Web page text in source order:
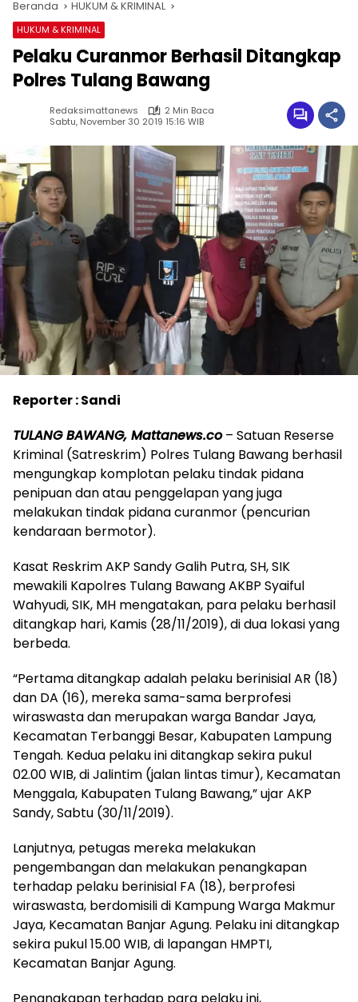
Beranda HUKUM & KRIMINAL
HUKUM & KRIMINAL
Pelaku Curanmor Berhasil Ditangkap
Polres Tulang Bawang
Redaksimattanews
2 Min Baca
Sabtu, November 30 2019 15:16 WIB
Reporter : Sandi
TULANG BAWANG, Mattanews.co– Satuan Reserse
Kriminal (Satreskrim) Polres Tulang Bawang berhasil
mengungkap komplotan pelaku tindak pidana
penipuan dan atau penggelapan yang juga
melakukan tindak pidana curanmor (pencurian
kendaraan bermotor).
Kasat Reskrim AKP Sandy Galih Putra, SH, SIK
mewakili Kapolres Tulang Bawang AKBP Syaiful
Wahyudi, SIK, MH mengatakan, para pelaku berhasil
ditangkap hari, Kamis (28/11/2019), di dua lokasi yang
berbeda.
“Pertama ditangkap adalah pelaku berinisial AR (18)
dan DA (16), mereka sama-sama berprofesi
wiraswasta dan merupakan warga Bandar Jaya,
Kecamatan Terbanggi Besar, Kabupaten Lampung
Tengah. Kedua pelaku ini ditangkap sekira pukul
02.00 WIB, di Jalintim (jalan lintas timur), Kecamatan
Menggala, Kabupaten Tulang Bawang,” ujar AKP
Sandy, Sabtu (30/11/2019).
Lanjutnya, petugas mereka melakukan
pengembangan dan melakukan penangkapan
terhadap pelaku berinisial FA (18), berprofesi
wiraswasta, berdomisili di Kampung Warga Makmur
Jaya, Kecamatan Banjar Agung. Pelaku ini ditangkap
sekira pukul 15.00 WIB, di lapangan HMPTI,
Kecamatan Banjar Agung.
Penangkapan terhadap para pelaku ini,